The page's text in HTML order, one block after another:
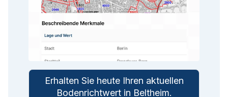
Erhalten Sie heute Ihren aktuellen
Bodenrichtwert in Beltheim.